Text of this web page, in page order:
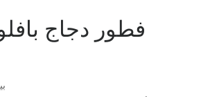
4. فطور دجاج